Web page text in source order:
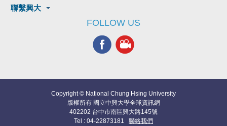
聯繫興大
FOLLOW US
Copyright © National Chung Hsing University
版權所有 國立中興大學全球資訊網
402202 台中市南區興大路145號
Tel : 04-22873181 聯絡我們